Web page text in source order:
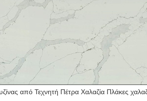
από Τεχνητή Πέτρα Χαλαζία Πλάκες